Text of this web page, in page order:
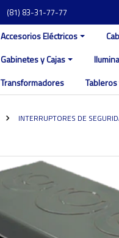
(81) 83-31-77-77
Accesorios Eléctricos
Gabinetes y Cajas
Transformadores
INTERRUPTORES DE